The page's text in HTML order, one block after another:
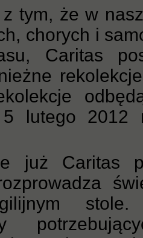
tym, że w
chorych i
Caritas
lutego 2012
już Caritas